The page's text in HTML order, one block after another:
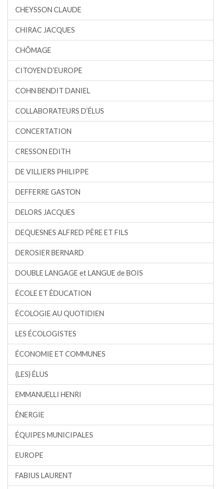
CHEYSSON CLAUDE
CHIRAC JACQUES
CHÔMAGE
CITOYEN D’EUROPE
COHN BENDIT DANIEL
COLLABORATEURS D’ÉLUS
CONCERTATION
CRESSON EDITH
DE VILLIERS PHILIPPE
DEFFERRE GASTON
DELORS JACQUES
DEQUESNES ALFRED PÈRE ET FILS
DEROSIER BERNARD
DOUBLE LANGAGE et LANGUE de BOIS
ÉCOLE ET ÉDUCATION
ÉCOLOGIE AU QUOTIDIEN
LES ÉCOLOGISTES
ÉCONOMIE ET COMMUNES
(LES) ÉLUS
EMMANUELLI HENRI
ÉNERGIE
ÉQUIPES MUNICIPALES
EUROPE
FABIUS LAURENT